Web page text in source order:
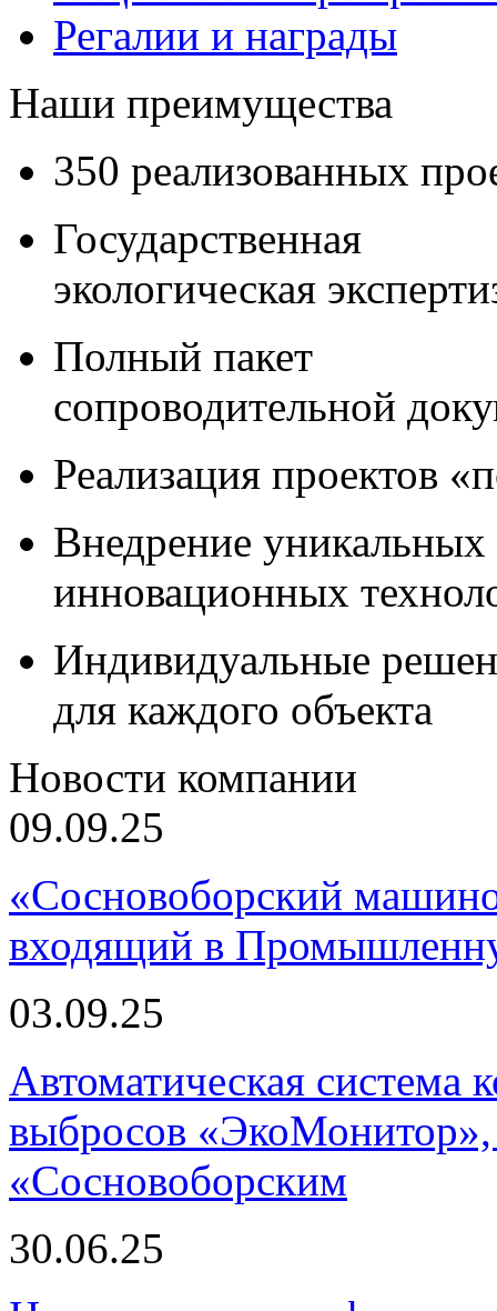
Регалии и награды
Наши преимущества
350 реализованных
Государственная
экологическая
Полный пакет
сопроводительной
Реализация проектов
Внедрение уникальных
инновационных
Индивидуальные
для каждого объекта
Новости компании
09.09.25
«Сосновоборский
входящий в
03.09.25
Автоматическая
выбросов «ЭкоМонитор»,
«Сосновоборским
30.06.25